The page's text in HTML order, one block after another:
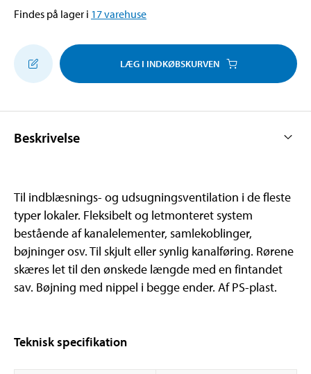
Findes på lager i 17varehuse
LÆG I INDKØBSKURVEN
Beskrivelse
Til indblæsnings- og udsugningsventilation i de fleste
typer lokaler. Fleksibelt og letmonteret system
bestående af kanalelementer, samlekoblinger,
bøjninger osv. Til skjult eller synlig kanalføring. Rørene
skæres let til den ønskede længde med en fintandet
sav. Bøjning med nippel i begge ender. Af PS-plast.
Teknisk specifikation